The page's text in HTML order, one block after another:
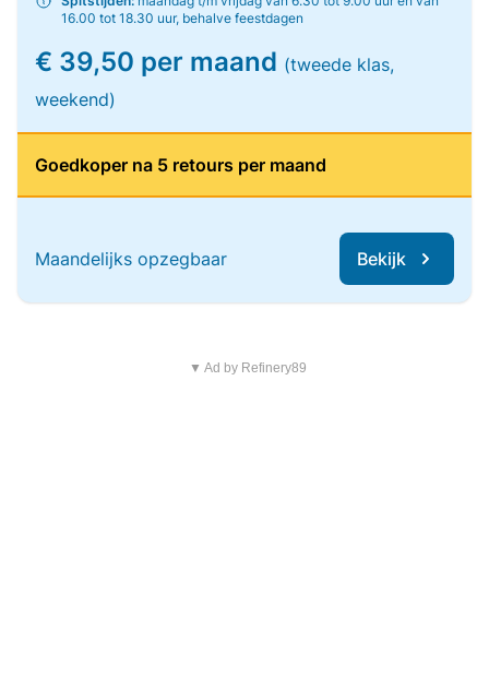
16.00 tot 18.30 uur, behalve feestdagen
€ 39,50 per maand (tweede klas,
weekend)
Goedkoper na 5 retours per maand
Maandelijks opzegbaar Bekijk
▼ Ad by Refinery89